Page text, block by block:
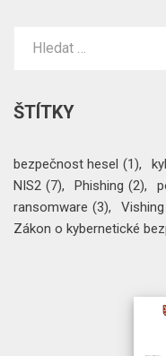
ŠTÍTKY
bezpečnost hesel (1)
NIS2 (7) Phishing (2)
ransomware (3) Vishing
Zákon o kybernetické